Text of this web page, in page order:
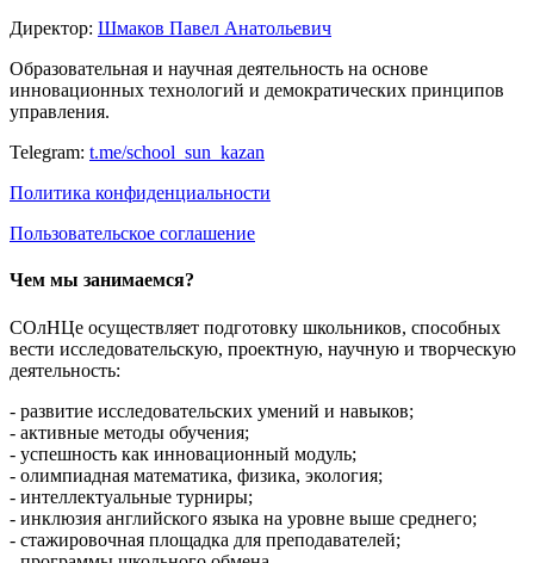
Директор: Шмаков Павел Анатольевич
Образовательная и научная деятельность на основе
инновационных технологий и демократических принципов
управления.
Telegram: t.me/school_sun_kazan
Политика конфиденциальности
Пользовательское соглашение
Чем мы занимаемся?
СОлНЦе осуществляет подготовку школьников, способных
вести исследовательскую, проектную, научную и творческую
деятельность:
- развитие исследовательских умений и навыков;
- активные методы обучения;
- успешность как инновационный модуль;
- олимпиадная математика, физика, экология;
- интеллектуальные турниры;
- инклюзия английского языка на уровне выше среднего;
- стажировочная площадка для преподавателей;